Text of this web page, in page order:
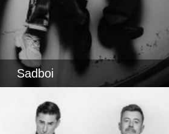
Sadboi